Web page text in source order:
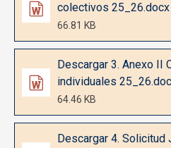
colectivos 25_26.docx
66.81 KB
Documento
Descargar 3. Anexo II
individuales
64.46 KB
Documento
Descargar 4.